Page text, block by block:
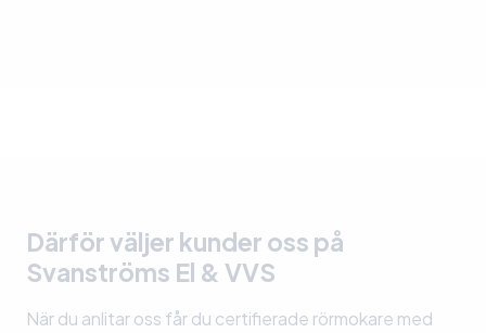
Därför väljer kunder oss på
Svanströms El & VVS
När du anlitar oss får du certifierade rörmokare med